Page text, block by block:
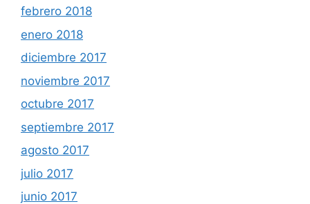
febrero 2018
enero 2018
diciembre 2017
noviembre 2017
octubre 2017
septiembre 2017
agosto 2017
julio 2017
junio 2017